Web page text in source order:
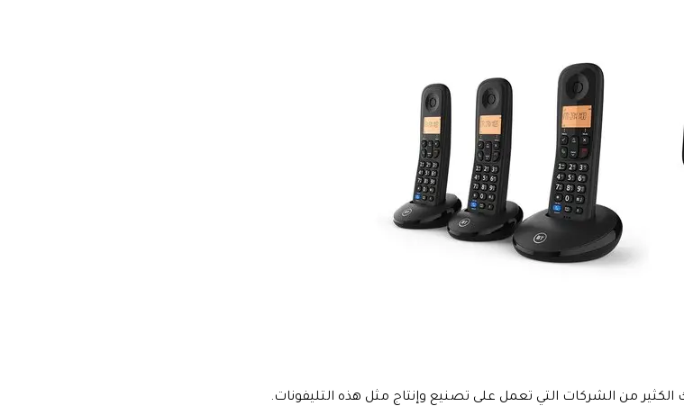
الكثير من الشركات التي تعمل على تصنيع وإنتاج مثل هذه التليفونات.